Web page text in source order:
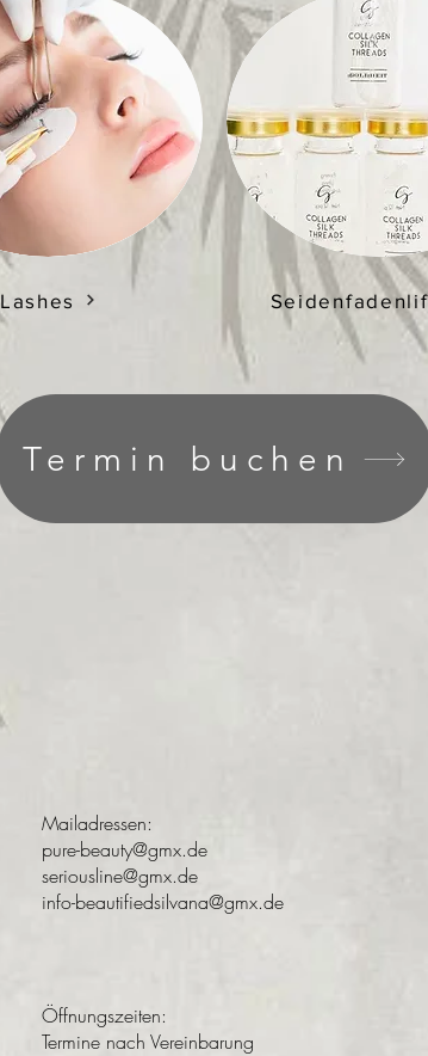
Lashes
Termin buchen
Mailadressen:
pure-beauty@gmx.de
seriousline@gmx.de
info-beautifiedsilvana@gmx.de
Öffnungszeiten:
Termine nach Vereinbarung